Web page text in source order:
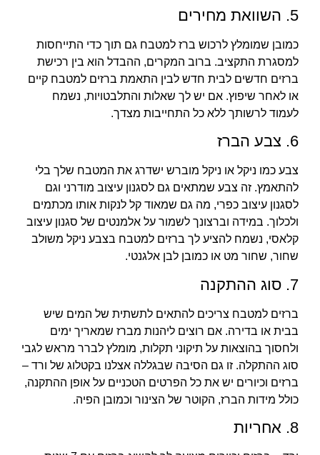
5. השוואת מחירים
כמובן שמומלץ לרכוש ברז למטבח גם תוך כדי התייחסות
למסגרת התקציב. ברוב המקרים, ההבדל הוא בין רכישת
ברזים חדשים לבית חדש לבין התאמת ברזים למטבח קיים
או לאחר שיפוץ. אם יש לך שאלות והתלבטויות, נשמח
לעמוד לרשותך ללא כל התחייבות מצדך.
6. צבע הברז
צבע כמו ניקל או ניקל מוברש ישדרג את המטבח שלך בלי
להתאמץ. זה צבע שמתאים גם לסגנון עיצוב מודרני וגם
לסגנון עיצוב כפרי, מה גם שמאוד קל לנקות אותו מכתמים
ולכלוך. במידה וברצונך לשמור על אלמנטים של סגנון עיצוב
קלאסי, נשמח להציע לך ברזים למטבח בצבע ניקל משולב
שחור, שחור מט או כמובן לבן אלגנטי.
7. סוג ההתקנה
ברזים למטבח צריכים להתאים לתשתית של המים שיש
בבית או בדירה. אם רוצים ליהנות מברז שמאריך ימים
ולחסוך בהוצאות על תיקוני תקלות, מומלץ לברר מראש לגבי
סוג ההתקלה. זו גם הסיבה שבגללה אצלנו בקטלוג של ורד –
ברזים וכיורים יש את כל הפרטים הטכניים על אופן ההתקנה,
כולל מידות הברז, הקוטר של הצינור וכמובן הפיה.
8. אחריות